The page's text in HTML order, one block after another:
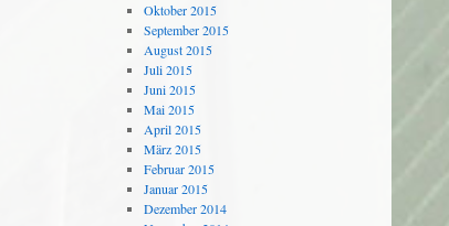
Oktober 2015
September 2015
August 2015
Juli 2015
Juni 2015
Mai 2015
April 2015
März 2015
Februar 2015
Januar 2015
Dezember 2014